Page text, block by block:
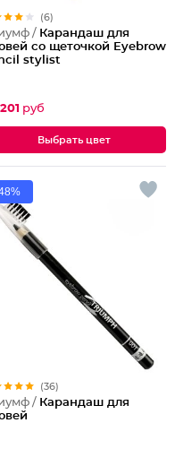
(6)
/ Карандаш для
со щеточкой Eyebrow
stylist
руб
Выбрать цвет
(36)
/ Карандаш для